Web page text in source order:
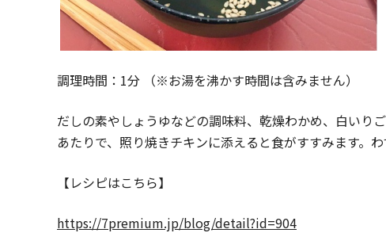
調理時間：1分 （※お湯を沸かす時間は含みません）
だしの素やしょうゆなどの調味料、乾燥わかめ、白いり
あたりで、照り焼きチキンに添えると食がすすみます。
【レシピはこちら】
https://7premium.jp/blog/detail?id=904